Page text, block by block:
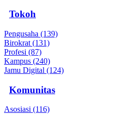
Tokoh
Pengusaha (139)
Birokrat (131)
Profesi (87)
Kampus (240)
Jamu Digital (124)
Komunitas
Asosiasi (116)